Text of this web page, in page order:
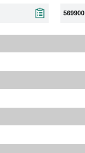
569900